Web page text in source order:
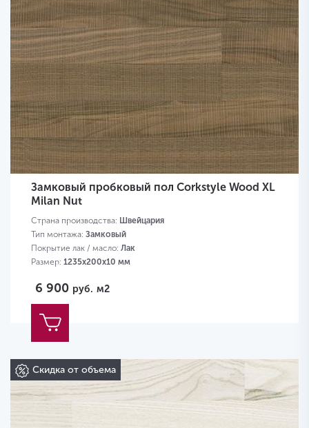
Замковый пробковый пол Corkstyle Wood XL
Milan Nut
Страна производства: Швейцария
Тип монтажа: Замковый
Покрытие лак / масло: Лак
Размер: 1235х200х10 мм
6 900 руб. м2
Скидка от объема